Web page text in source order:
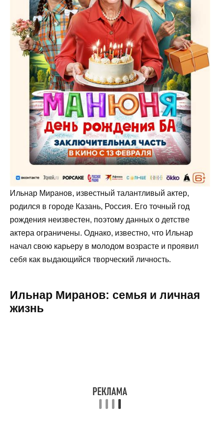
Ильнар Миранов, известный талантливый актер,
родился в городе Казань, Россия. Его точный год
рождения неизвестен, поэтому данных о детстве
актера ограничены. Однако, известно, что Ильнар
начал свою карьеру в молодом возрасте и проявил
себя как выдающийся творческий личность.
Ильнар Миранов: семья и личная
жизнь